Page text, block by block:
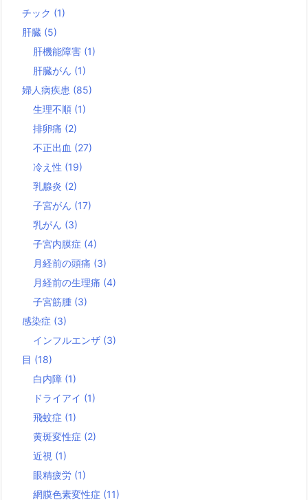
チック (1)
肝臓 (5)
肝機能障害 (1)
肝臓がん (1)
婦人病疾患 (85)
生理不順 (1)
排卵痛 (2)
不正出血 (27)
冷え性 (19)
乳腺炎 (2)
子宮がん (17)
乳がん (3)
子宮内膜症 (4)
月経前の頭痛 (3)
月経前の生理痛 (4)
子宮筋腫 (3)
感染症 (3)
インフルエンザ (3)
目 (18)
白内障 (1)
ドライアイ (1)
飛蚊症 (1)
黄斑変性症 (2)
近視 (1)
眼精疲労 (1)
網膜色素変性症 (11)